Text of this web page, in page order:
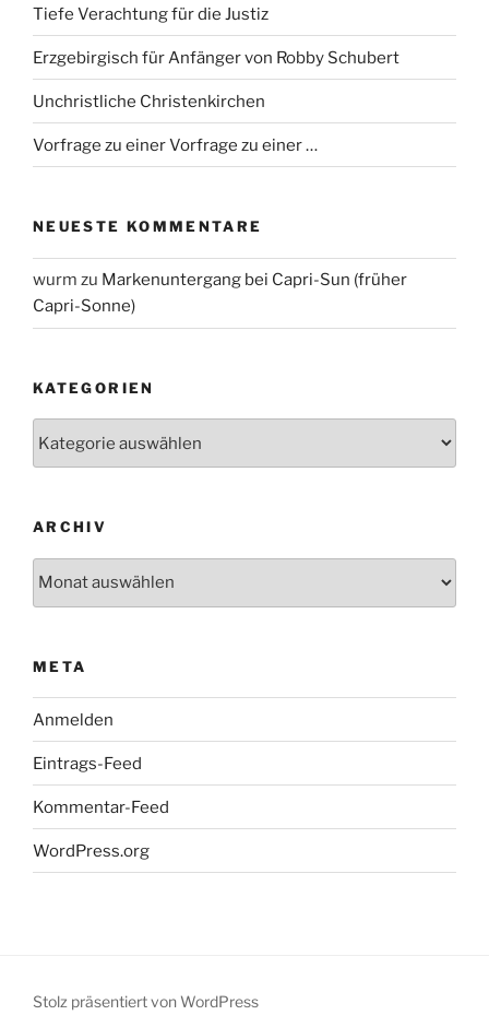
Tiefe Verachtung für die Justiz
Erzgebirgisch für Anfänger von Robby Schubert
Unchristliche Christenkirchen
Vorfrage zu einer Vorfrage zu einer …
NEUESTE KOMMENTARE
wurm zu Markenuntergang bei Capri-Sun (früher
Capri-Sonne)
KATEGORIEN
ARCHIV
META
Anmelden
Eintrags-Feed
Kommentar-Feed
WordPress.org
Stolz präsentiert von WordPress